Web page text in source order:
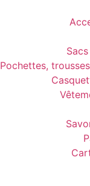
Pochettes,